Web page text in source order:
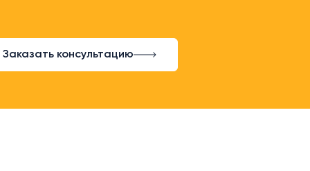
Заказать консультацию